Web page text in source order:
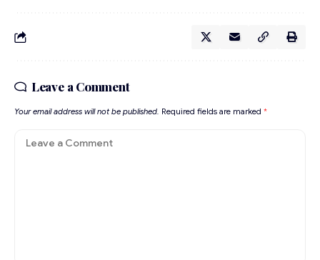
Leave a Comment
Your email address will not be published. Required fields are marked *